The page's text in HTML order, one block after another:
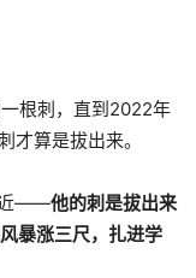
根刺，直到2022年
才算是拔出来。
近——他的刺是拔出来
暴涨三尺，扎进学